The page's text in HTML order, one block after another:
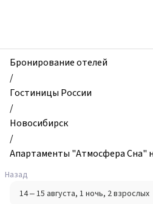
и
квартиры,
Апартаменты
"Aтмосферa
Снa"
на
18,
Новосибирск,
Россия
Бронирование отелей
/
Гостиницы России
/
Новосибирск
/
Апартаменты "Aтмосферa Снa"
Назад
14 – 15 августа, 1 ночь, 2 взрослых